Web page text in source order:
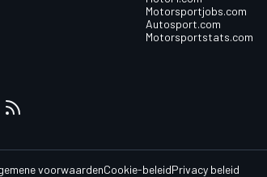
Motorsportjobs.com
Autosport.com
Motorsportstats.com
voorwaardenCookie-beleidPrivacy beleid